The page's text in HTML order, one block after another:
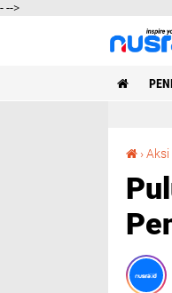
--->
›Aksi